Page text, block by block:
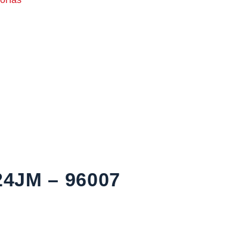
– 96007